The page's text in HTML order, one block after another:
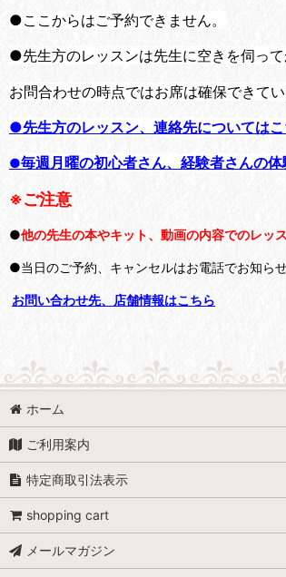
●ここからはご予約できません。
●先生方のレッスンは先生に空きを伺って
お問合わせの時点ではお席は確保できて
●先生方のレッスン、連絡先についてはこ
●毎週月曜の初心者さん、経験者さんの
※ご注意
●他の先生の本やキット、動画の内容でのレッ
●当日のご予約、キャンセルはお電話でお知
お問い合わせ先、店舗情報はこちら
ホーム
ご利用案内
特定商取引法表示
shopping cart
メールマガジン